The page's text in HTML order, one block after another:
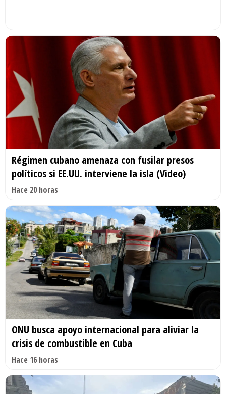
Régimen cubano amenaza con fusilar presos
políticos si EE.UU. interviene la isla (Video)
Hace 20 horas
ONU busca apoyo internacional para aliviar la
crisis de combustible en Cuba
Hace 16 horas